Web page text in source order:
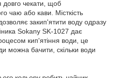
довго чекати, щоб
чаю або кави. Місткість
закип'ятити воду одразу
Sokany SK-1027 дає
кип'ятіння води, це
можна бачити, скільки води